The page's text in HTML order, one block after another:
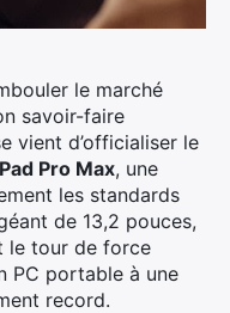
le marché
savoir-faire
vient d’officialiser le
Pro Max, une
les standards
de 13,2 pouces,
le tour de force
PC portable à une
record.